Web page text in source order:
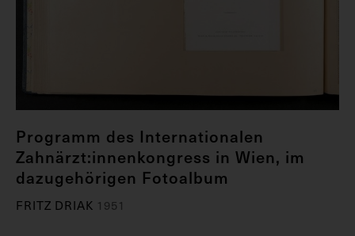
Programm des Internationalen
Zahnärzt:innenkongress in Wien, im
dazugehörigen Fotoalbum
FRITZ DRIAK 1951